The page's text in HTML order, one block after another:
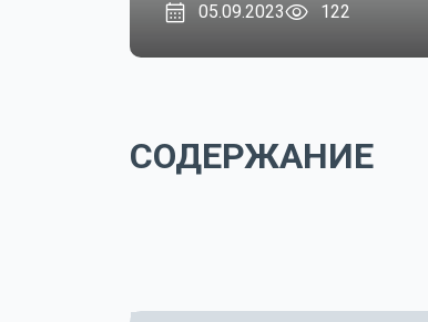
05.09.2023 122
СОДЕРЖАНИЕ